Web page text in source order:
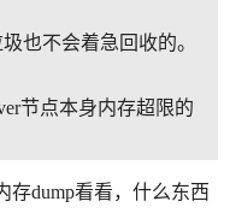
也不会着急回收的。
节点本身内存超限的
存dump看看，什么东西